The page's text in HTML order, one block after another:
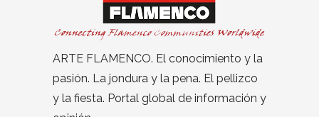
ARTE FLAMENCO. El conocimiento y la
pasión. La jondura y la pena. El pellizco
y la fiesta. Portal global de información y